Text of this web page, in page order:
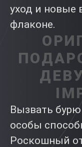
уход и новые
флаконе.
Вызвать
особы
Роскошный